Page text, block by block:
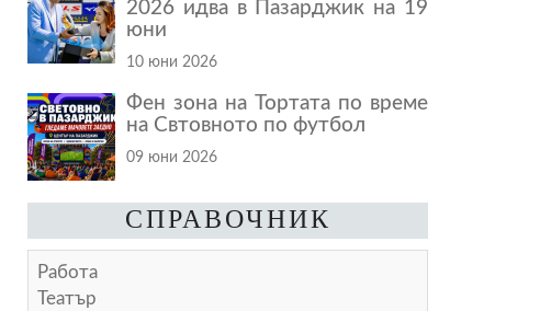
2026 идва в Пазарджик на 19
юни
10 юни 2026
Фен зона на Тортата по време
на Свтовното по футбол
09 юни 2026
СПРАВОЧНИК
Работа
Театър